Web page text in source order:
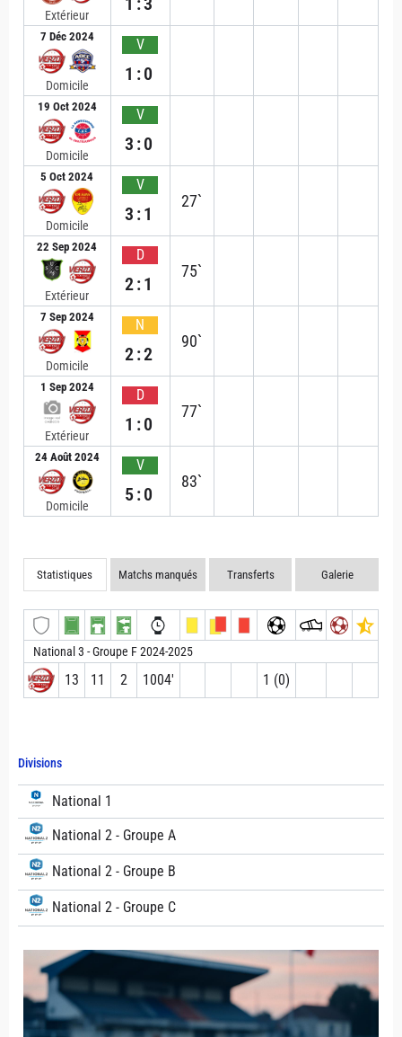
Divisions
National 1
National 2 - Groupe A
National 2 - Groupe B
National 2 - Groupe C
Extérieur
7 Déc 2024
Domicile
V
1:0
19 Oct 2024
Domicile
V
3:0
5 Oct 2024
Domicile
V
3:1
27`
22 Sep 2024
Extérieur
D
2:1
75`
7 Sep 2024
Domicile
N
2:2
90`
1 Sep 2024
Extérieur
D
1:0
77`
24 Août 2024
Domicile
V
5:0
83`
Statistiques Matchs manqués Transferts Galerie
National 3 - Groupe F 2024-2025
13 11 2 1004′ 1 (0)